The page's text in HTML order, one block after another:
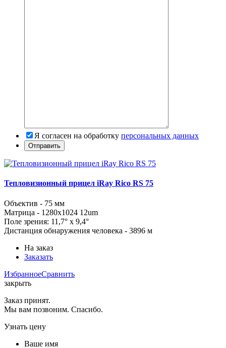
Я согласен на обработку персональных данных
Тепловизионный прицел iRay Rico RS 75
Объектив - 75 мм
Матрица - 1280x1024 12um
Поле зрения: 11,7° x 9,4°
Дистанция обнаружения человека - 3896 м
На заказ
Заказать
ИзбранноеСравнить
закрыть
Заказ принят.
Мы вам позвоним. Спасибо.
Узнать цену
Ваше имя